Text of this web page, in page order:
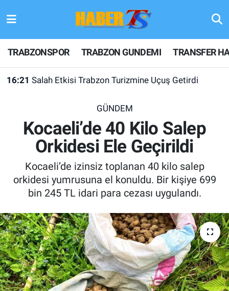
TRABZONSPOR TRABZON GUNDEMI TRANSFER
16:21 Salah Etkisi Trabzon Turizmine Uçuş Getirdi
GÜNDEM
Kocaeli’de 40 Kilo Salep
Orkidesi Ele Geçirildi
Kocaeli’de izinsiz toplanan 40 kilo salep
orkidesi yumrusuna el konuldu. Bir kişiye 699
bin 245 TL idari para cezası uygulandı.
TRABZONSPOR
TRABZON GUNDEMI
KULİS MEYDANI
1461 TRABZON
FUTBOL
ALT LIGLER
TV VE SİNEMA
BASKETBOL
Hava Durumu
Trafik Durumu
Son Dakika Haberleri
Haber Arşivi